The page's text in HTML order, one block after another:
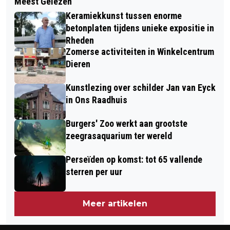
RHEDEN
VAATCHIRURG EN HOOGLERAAR
MICHEL REIJNEN CENTRAAL IN
COLLEGETOUR ‘KOPLOPERS IN DE
ZORG’
Keramiekkunst tussen enorme
betonplaten tijdens unieke expositie in
Rheden
Zomerse activiteiten in Winkelcentrum
Dieren
Kunstlezing over schilder Jan van Eyck
in Ons Raadhuis
Burgers' Zoo werkt aan grootste
zeegrasaquarium ter wereld
Perseïden op komst: tot 65 vallende
sterren per uur
Meer artikelen